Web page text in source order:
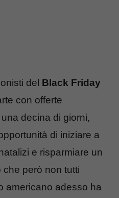
del Black Friday
con offerte
decina di giorni,
di iniziare a
e risparmiare un
che però non tutti
americano adesso ha